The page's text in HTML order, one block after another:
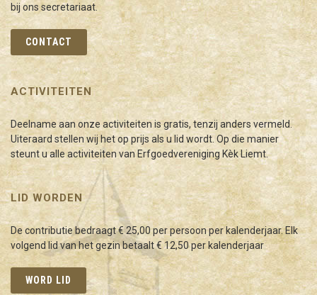
bij ons secretariaat.
CONTACT
ACTIVITEITEN
Deelname aan onze activiteiten is gratis, tenzij anders vermeld.
Uiteraard stellen wij het op prijs als u lid wordt. Op die manier
steunt u alle activiteiten van Erfgoedvereniging Kèk Liemt.
LID WORDEN
De contributie bedraagt € 25,00 per persoon per kalenderjaar. Elk
volgend lid van het gezin betaalt € 12,50 per kalenderjaar
WORD LID